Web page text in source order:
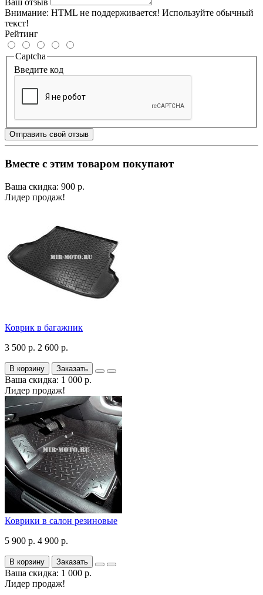
Внимание: HTML не поддерживается! Используйте обычный
текст!
Рейтинг
Captcha
Введите код
Отправить свой отзыв
Вместе с этим товаром покупают
Ваша скидка: 900 р.
Лидер продаж!
Коврик в багажник
3 500 р. 2 600 р.
В корзину Заказать
Ваша скидка: 1 000 р.
Лидер продаж!
Коврики в салон резиновые
5 900 р. 4 900 р.
В корзину Заказать
Ваша скидка: 1 000 р.
Лидер продаж!